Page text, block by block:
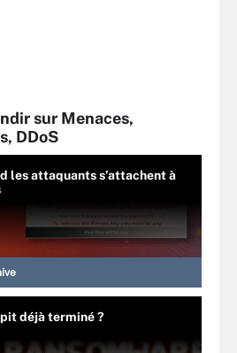
sur Menaces,
DDoS
les attaquants s’attachent à
déjà terminé ?